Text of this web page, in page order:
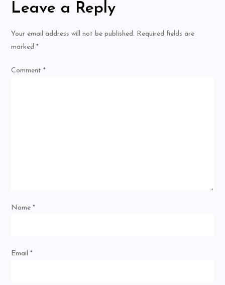
Leave a Reply
Your email address will not be published. Required fields are
marked*
Comment*
Name*
Email*